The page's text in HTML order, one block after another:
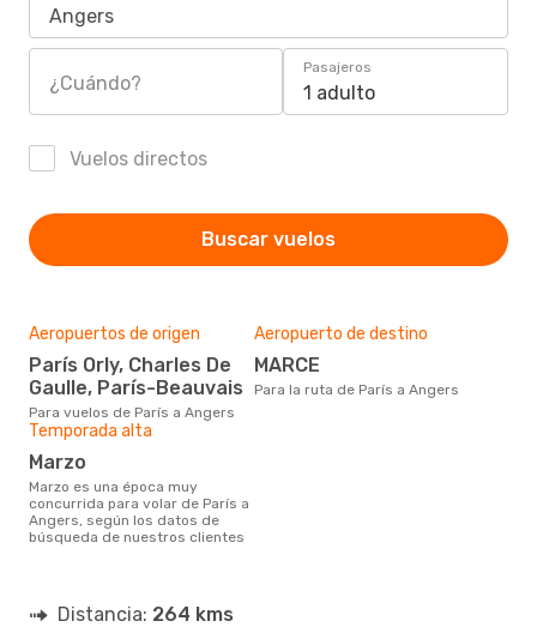
Angers
¿Cuándo?
Pasajeros
1 adulto
Vuelos directos
Buscar vuelos
Aeropuertos de origen
París Orly, Charles De
Gaulle, París-Beauvais
Para vuelos de París a Angers
Aeropuerto de destino
MARCE
Para la ruta de París a Angers
Temporada alta
marzo
marzo es una época muy
concurrida para volar de París a
Angers, según los datos de
búsqueda de nuestros clientes
Distancia: 264 kms